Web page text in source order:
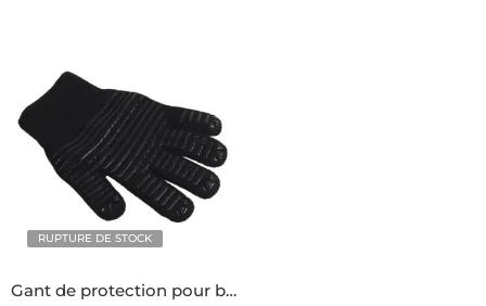
Gant de protection pour barbecue
RUPTURE DE STOCK